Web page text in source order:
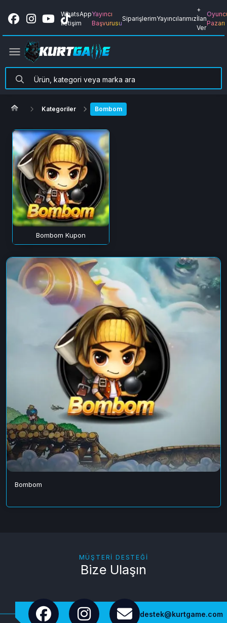
WhatsApp
İletişim
Yayıncı
Başvurusu
SiparişlerimYayıncılarımız
+
İlan
Ver
Pazarı
Kategoriler Bombom
Bombom Kupon
Bombom
MÜŞTERI DESTEĞI
Bize Ulaşın
destek@kurtgame.com